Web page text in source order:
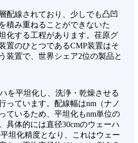
配線されており、少しでも凸凹
積み重ねることができないた
化する工程があります。荏原グ
置のひとつであるCMP装置はそ
装置で、世界シェア2位の製品と
を平坦化し、洗浄・乾燥させる
っています。配線幅はnm（ナノ
ているため、平坦化もnm単位の
具体的には直径30cmのウェーハ
坦化精度となり、これはウェー